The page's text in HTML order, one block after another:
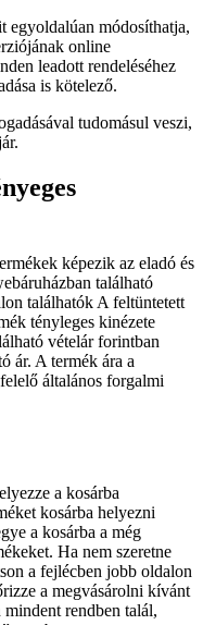
egyoldalúan módosíthatja,
online
leadott rendeléséhez
is kötelező.
tudomásul veszi,
képezik az eladó és
található
találhatók A feltüntetett
tényleges kinézete
vételár forintban
ár. A termék ára a
általános forgalmi
a kosárba
kosárba helyezni
a kosárba a még
Ha nem szeretne
a fejlécben jobb oldalon
a megvásárolni kívánt
rendben talál,